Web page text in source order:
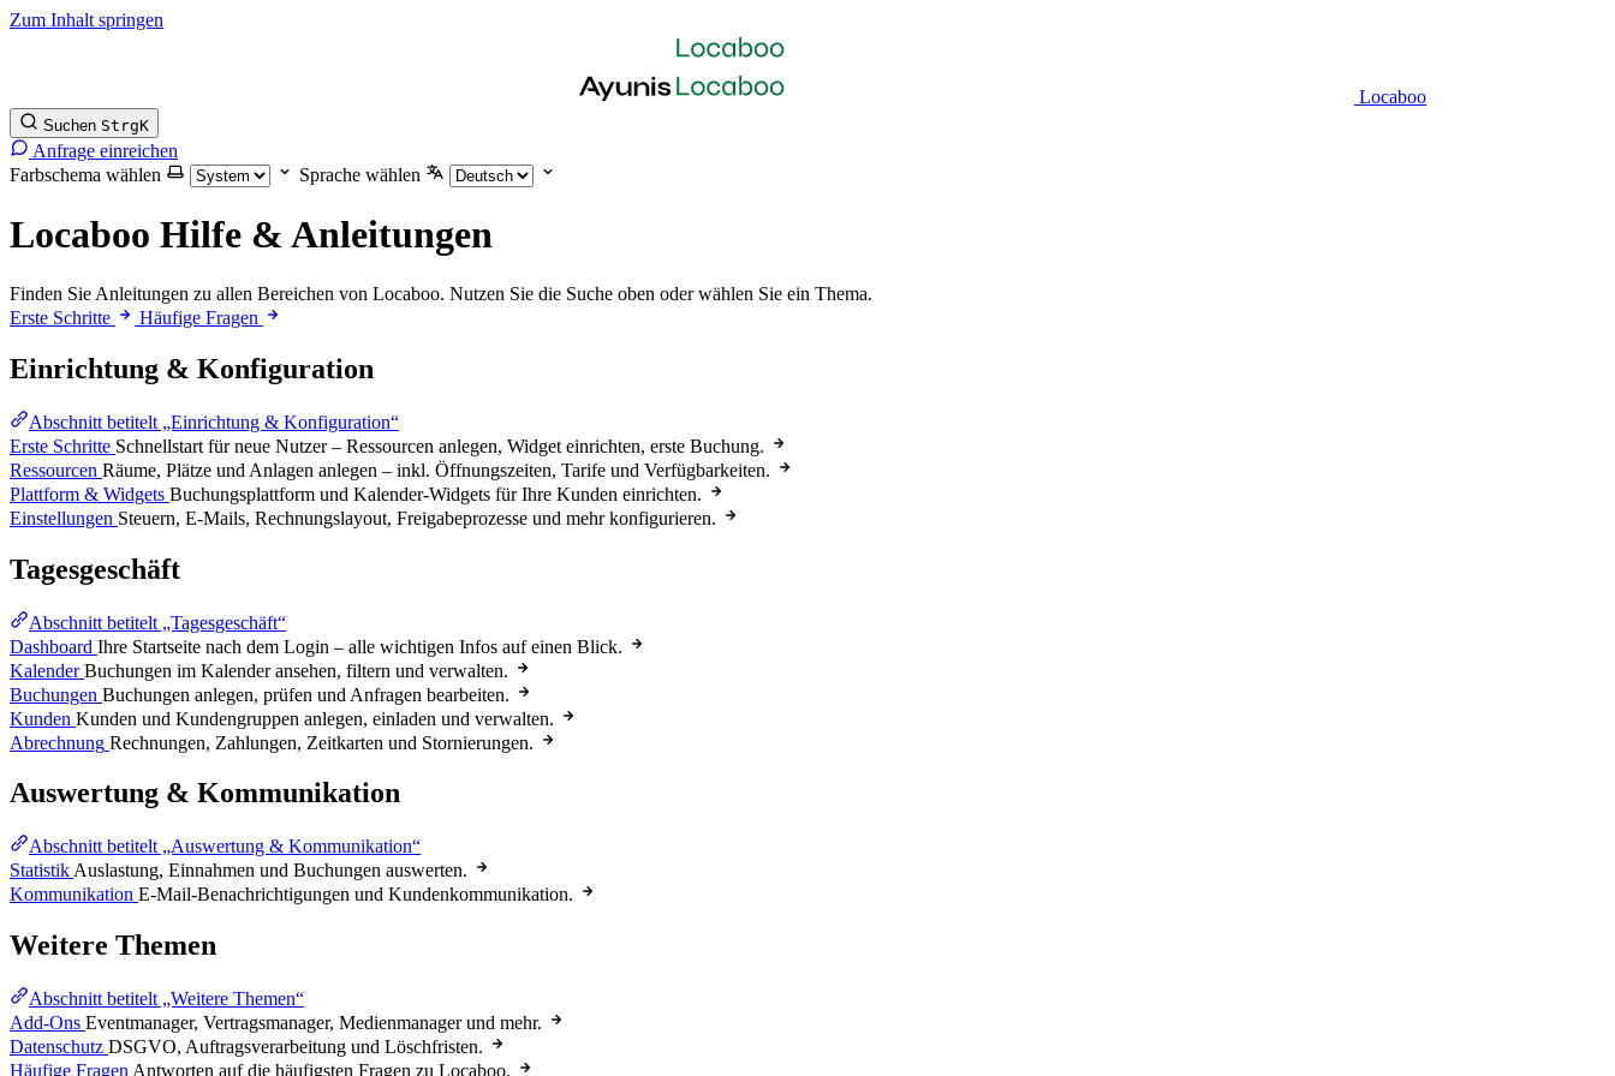
Zum Inhalt springen
Locaboo
Suchen StrgK
Anfrage einreichen
Farbschema wählen
Sprache wählen
Locaboo Hilfe & Anleitungen
Finden Sie Anleitungen zu allen Bereichen von Locaboo. Nutzen Sie die Suche oben oder wählen Sie ein Thema.
Erste Schritte
Häufige Fragen
Einrichtung & Konfiguration
Abschnitt betitelt „Einrichtung & Konfiguration“
Erste Schritte Schnellstart für neue Nutzer – Ressourcen anlegen, Widget einrichten, erste Buchung.
Ressourcen Räume, Plätze und Anlagen anlegen – inkl. Öffnungszeiten, Tarife und Verfügbarkeiten.
Plattform & Widgets Buchungsplattform und Kalender-Widgets für Ihre Kunden einrichten.
Einstellungen Steuern, E-Mails, Rechnungslayout, Freigabeprozesse und mehr konfigurieren.
Tagesgeschäft
Abschnitt betitelt „Tagesgeschäft“
Dashboard Ihre Startseite nach dem Login – alle wichtigen Infos auf einen Blick.
Kalender Buchungen im Kalender ansehen, filtern und verwalten.
Buchungen Buchungen anlegen, prüfen und Anfragen bearbeiten.
Kunden Kunden und Kundengruppen anlegen, einladen und verwalten.
Abrechnung Rechnungen, Zahlungen, Zeitkarten und Stornierungen.
Auswertung & Kommunikation
Abschnitt betitelt „Auswertung & Kommunikation“
Statistik Auslastung, Einnahmen und Buchungen auswerten.
Kommunikation E-Mail-Benachrichtigungen und Kundenkommunikation.
Weitere Themen
Abschnitt betitelt „Weitere Themen“
Add-Ons Eventmanager, Vertragsmanager, Medienmanager und mehr.
Datenschutz DSGVO, Auftragsverarbeitung und Löschfristen.
Häufige Fragen Antworten auf die häufigsten Fragen zu Locaboo.